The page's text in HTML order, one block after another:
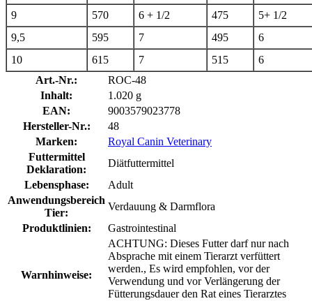
9
570 6 + 1/2 475
5+ 1/2
9,5
595 7 495
6
10
615 7 515
6
Art.-Nr.:
ROC-48
Inhalt:
1.020 g
EAN:
9003579023778
Hersteller-Nr.:
48
Marken:
Royal Canin Veterinary
Futtermittel
Deklaration:
Diätfuttermittel
Lebensphase:
Adult
Anwendungsbereich
Tier:
Verdauung & Darmflora
Produktlinien:
Gastrointestinal
Warnhinweise:
ACHTUNG: Dieses Futter darf nur nach
Absprache mit einem Tierarzt verfüttert
werden., Es wird empfohlen, vor der
Verwendung und vor Verlängerung der
Fütterungsdauer den Rat eines Tierarztes